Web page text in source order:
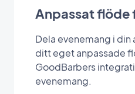
Anpassat flöde
Dela evenemang i
ditt eget anpassade
GoodBarbers
evenemang.